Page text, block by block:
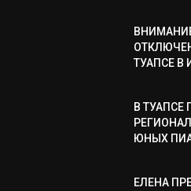
ТУАПСЕ В
В ТУАПСЕ
ЮНЫХ
ЕЛЕНА